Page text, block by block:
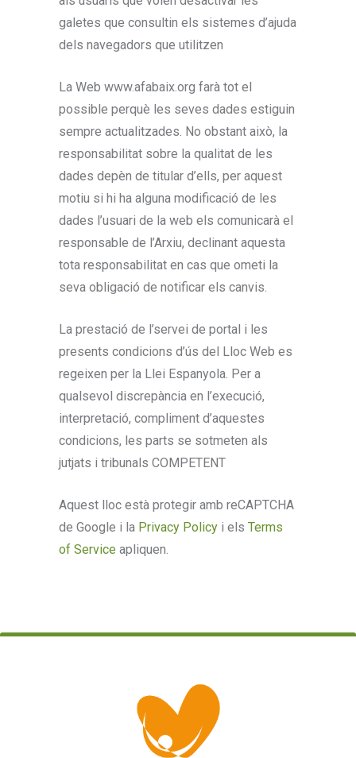
galetes que consultin els sistemes d’ajuda
dels navegadors que utilitzen
La Web www.afabaix.org farà tot el
possible perquè les seves dades estiguin
sempre actualitzades. No obstant això, la
responsabilitat sobre la qualitat de les
dades depèn de titular d’ells, per aquest
motiu si hi ha alguna modificació de les
dades l’usuari de la web els comunicarà el
responsable de l’Arxiu, declinant aquesta
tota responsabilitat en cas que ometi la
seva obligació de notificar els canvis.
La prestació de l’servei de portal i les
presents condicions d’ús del Lloc Web es
regeixen per la Llei Espanyola. Per a
qualsevol discrepància en l’execució,
interpretació, compliment d’aquestes
condicions, les parts se sotmeten als
jutjats i tribunals COMPETENT
Aquest lloc està protegir amb reCAPTCHA
de Google i la Privacy Policy i els Terms
of Service apliquen.